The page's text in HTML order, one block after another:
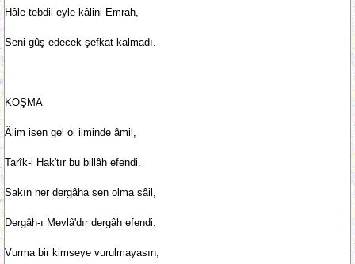
Hâle tebdil eyle kâlini Emrah,
Seni gûş edecek şefkat kalmadı.
KOŞMA
Âlim isen gel ol ilminde âmil,
Tarîk-i Hak'tır bu billâh efendi.
Sakın her dergâha sen olma sâil,
Dergâh-ı Mevlâ'dır dergâh efendi.
Vurma bir kimseye vurulmayasın,